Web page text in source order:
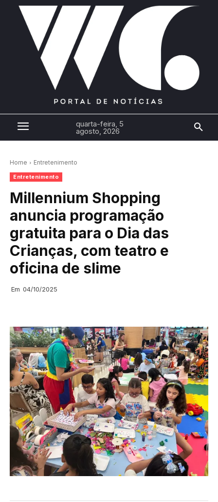
quarta-feira, 5
agosto, 2026
Home Entretenimento
Entretenimento
Millennium Shopping
anuncia programação
gratuita para o Dia das
Crianças, com teatro e
oficina de slime
Em 04/10/2025